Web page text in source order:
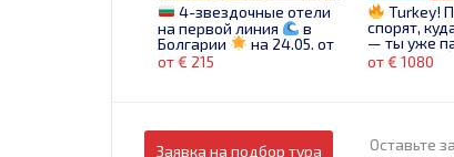
4-звездочные отели
на первой линия
в
Болгарии
на 24.05. от
215 €
от € 215
Turkey!
спорят,
— ты уже
чемодан!
от € 1080
Заявка на подбор тура
Оставьте